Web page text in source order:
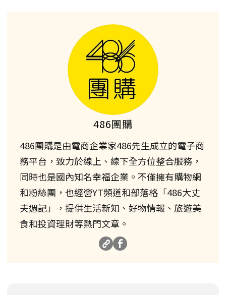
486團購
486團購是由電商企業家486先生成立的電子商
務平台，致力於線上、線下全方位整合服務，
同時也是國內知名幸福企業。不僅擁有購物網
和粉絲團，也經營YT頻道和部落格「486大丈
夫週記」，提供生活新知、好物情報、旅遊美
食和投資理財等熱門文章。